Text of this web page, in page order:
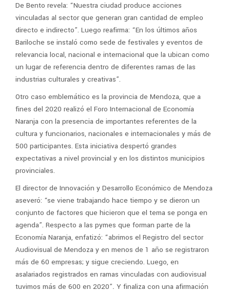
De Bento revela: “Nuestra ciudad produce acciones
vinculadas al sector que generan gran cantidad de empleo
directo e indirecto”. Luego reafirma: “En los últimos años
Bariloche se instaló como sede de festivales y eventos de
relevancia local, nacional e internacional que la ubican como
un lugar de referencia dentro de diferentes ramas de las
industrias culturales y creativas”.
Otro caso emblemático es la provincia de Mendoza, que a
fines del 2020 realizó el Foro Internacional de Economía
Naranja con la presencia de importantes referentes de la
cultura y funcionarios, nacionales e internacionales y más de
500 participantes. Esta iniciativa despertó grandes
expectativas a nivel provincial y en los distintos municipios
provinciales.
El director de Innovación y Desarrollo Económico de Mendoza
aseveró: “se viene trabajando hace tiempo y se dieron un
conjunto de factores que hicieron que el tema se ponga en
agenda”. Respecto a las pymes que forman parte de la
Economía Naranja, enfatizó: “abrimos el Registro del sector
Audiovisual de Mendoza y en menos de 1 año se registraron
más de 60 empresas; y sigue creciendo. Luego, en
asalariados registrados en ramas vinculadas con audiovisual
tuvimos más de 600 en 2020”. Y finaliza con una afirmación